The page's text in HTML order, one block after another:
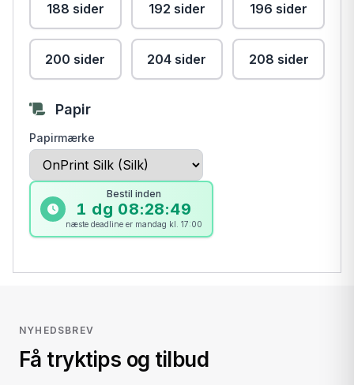
188 sider 192 sider 196 sider
200 sider 204 sider 208 sider
Papir
Papirmærke
Bestil inden
1 dg 08:28:49
næste deadline er mandag kl. 17:00
NYHEDSBREV
Få tryktips og tilbud